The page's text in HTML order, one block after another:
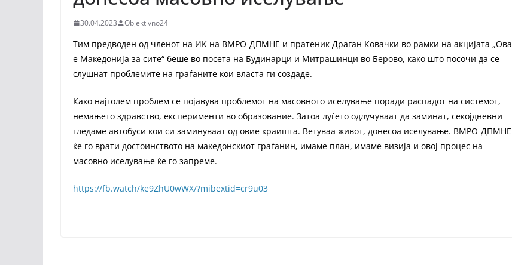
30.04.2023 Objektivno24
Тим предводен од членот на ИК на ВМРО-ДПМНЕ и пратеник Драган Ковачки во рамки на акцијата „Ова
е Македонија за сите“ беше во посета на Будинарци и Митрашинци во Берово, како што посочи да се
слушнат проблемите на граѓаните кои власта ги создаде.
Како најголем проблем се појавува проблемот на масовното иселување поради распадот на системот,
немањето здравство, експерименти во образование. Затоа луѓето одлучуваат да заминат, секојдневни
гледаме автобуси кои си заминуваат од овие краишта. Ветуваа живот, донесоа иселување. ВМРО-ДПМНЕ
ќе го врати достоинството на македонскиот граѓанин, имаме план, имаме визија и овој процес на
масовно иселување ќе го запреме.
https://fb.watch/ke9ZhU0wWX/?mibextid=cr9u03